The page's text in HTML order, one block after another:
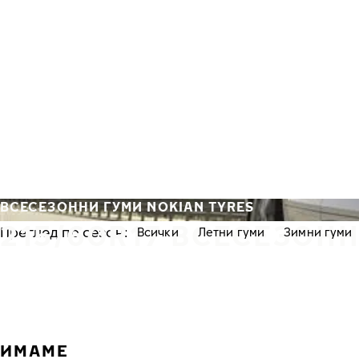
215/60R17
ВСЕСЕЗОННИ ГУМИ NOKIAN TYRES
Преглед по сезон: Всички Летни гуми Зимни гуми
ИМАМЕ